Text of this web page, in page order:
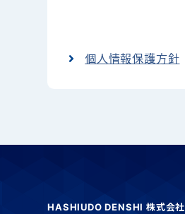
個人情報保護方針
HASHIUDO DENSHI 株式会社